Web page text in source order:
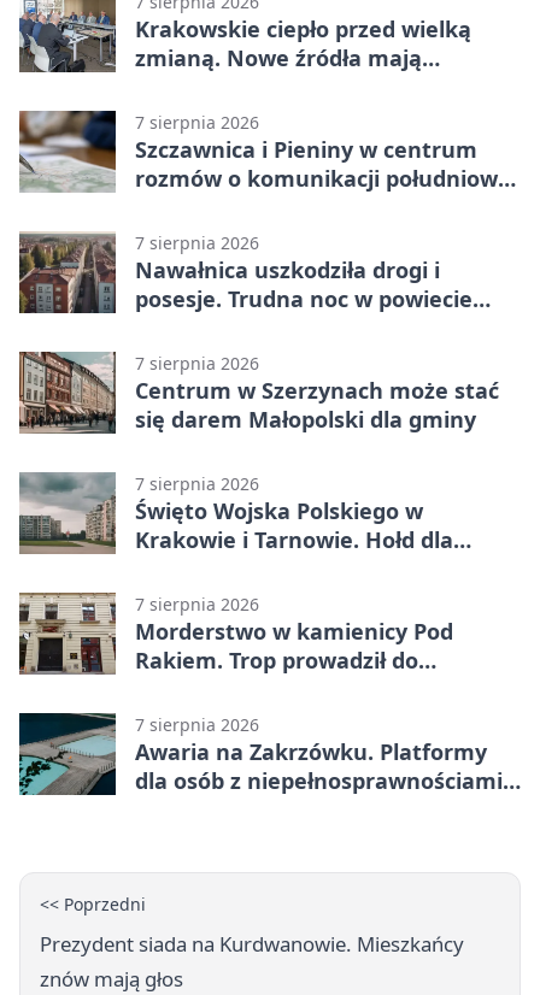
Krakowskie ciepło przed wielką
zmianą. Nowe źródła mają
7 sierpnia 2026
Szczawnica i Pieniny w centrum
rozmów o komunikacji południowej
7 sierpnia 2026
Nawałnica uszkodziła drogi i
posesje. Trudna noc w powiecie
7 sierpnia 2026
Centrum w Szerzynach może stać
się darem Małopolski dla gminy
7 sierpnia 2026
Święto Wojska Polskiego w
Krakowie i Tarnowie. Hołd dla
7 sierpnia 2026
Morderstwo w kamienicy Pod
Rakiem. Trop prowadził do
7 sierpnia 2026
Awaria na Zakrzówku. Platformy
dla osób z niepełnosprawnościami
<< Poprzedni
Prezydent siada na Kurdwanowie. Mieszkańcy
znów mają głos